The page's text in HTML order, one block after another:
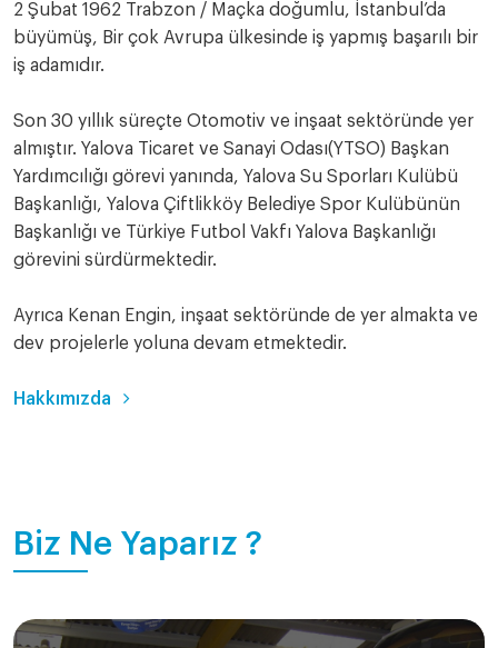
2 Şubat 1962 Trabzon / Maçka doğumlu, İstanbul’da
büyümüş, Bir çok Avrupa ülkesinde iş yapmış başarılı bir
iş adamıdır.
Son 30 yıllık süreçte Otomotiv ve inşaat sektöründe yer
almıştır. Yalova Ticaret ve Sanayi Odası(YTSO) Başkan
Yardımcılığı görevi yanında, Yalova Su Sporları Kulübü
Başkanlığı, Yalova Çiftlikköy Belediye Spor Kulübünün
Başkanlığı ve Türkiye Futbol Vakfı Yalova Başkanlığı
görevini sürdürmektedir.
Ayrıca Kenan Engin, inşaat sektöründe de yer almakta ve
dev projelerle yoluna devam etmektedir.
Hakkımızda
Biz Ne Yaparız ?